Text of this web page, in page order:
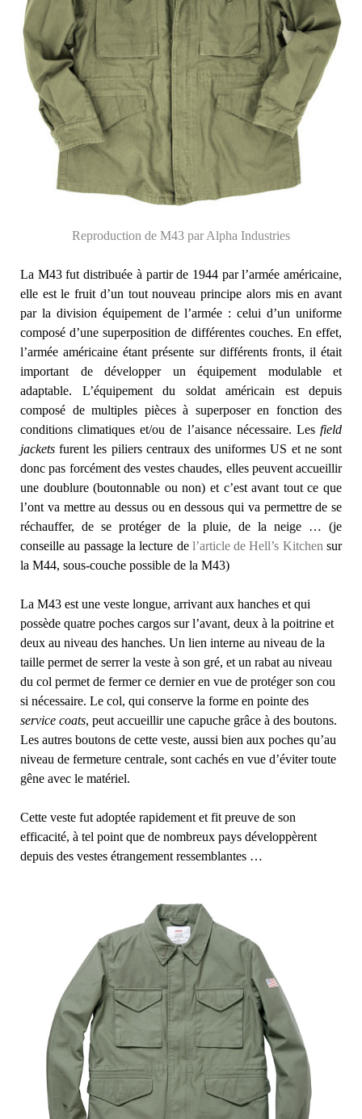
Reproduction de M43 par Alpha Industries
La M43 fut distribuée à partir de 1944 par l’armée américaine,
elle est le fruit d’un tout nouveau principe alors mis en avant
par la division équipement de l’armée : celui d’un uniforme
composé d’une superposition de différentes couches. En effet,
l’armée américaine étant présente sur différents fronts, il était
important de développer un équipement modulable et
adaptable. L’équipement du soldat américain est depuis
composé de multiples pièces à superposer en fonction des
conditions climatiques et/ou de l’aisance nécessaire. Les field
jackets furent les piliers centraux des uniformes US et ne sont
donc pas forcément des vestes chaudes, elles peuvent accueillir
une doublure (boutonnable ou non) et c’est avant tout ce que
l’ont va mettre au dessus ou en dessous qui va permettre de se
réchauffer, de se protéger de la pluie, de la neige … (je
conseille au passage la lecture de l’article de Hell’s Kitchensur
la M44, sous-couche possible de la M43)
La M43 est une veste longue, arrivant aux hanches et qui
possède quatre poches cargos sur l’avant, deux à la poitrine et
deux au niveau des hanches. Un lien interne au niveau de la
taille permet de serrer la veste à son gré, et un rabat au niveau
du col permet de fermer ce dernier en vue de protéger son cou
si nécessaire. Le col, qui conserve la forme en pointe des
service coats, peut accueillir une capuche grâce à des boutons.
Les autres boutons de cette veste, aussi bien aux poches qu’au
niveau de fermeture centrale, sont cachés en vue d’éviter toute
gêne avec le matériel.
Cette veste fut adoptée rapidement et fit preuve de son
efficacité, à tel point que de nombreux pays développèrent
depuis des vestes étrangement ressemblantes …